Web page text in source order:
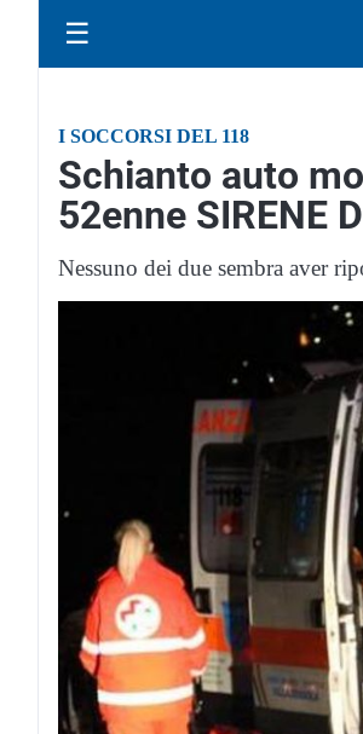
☰
I SOCCORSI DEL 118
Schianto auto
52enne SIRENE
Nessuno dei due sembra aver